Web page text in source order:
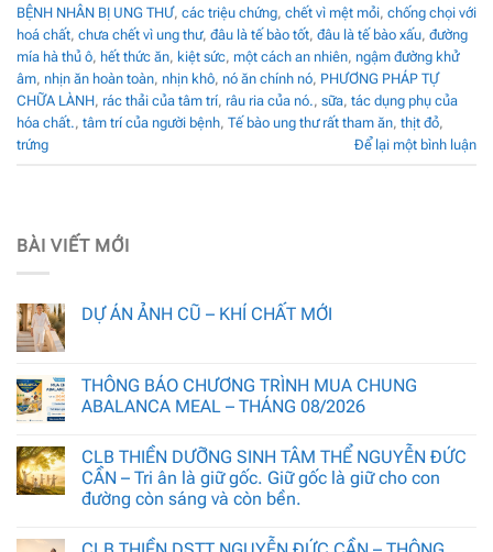
BỆNH NHÂN BỊ UNG THƯ, các triệu chứng, chết vì mệt mỏi, chống chọi với
hoá chất, chưa chết vì ung thư, đâu là tế bào tốt, đâu là tế bào xấu, đường
mía hà thủ ô, hết thức ăn, kiệt sức, một cách an nhiên, ngậm đường khử
âm, nhịn ăn hoàn toàn, nhịn khô, nó ăn chính nó, PHƯƠNG PHÁP TỰ
CHỮA LÀNH, rác thải của tâm trí, râu ria của nó., sữa, tác dụng phụ của
hóa chất., tâm trí của người bệnh, Tế bào ung thư rất tham ăn, thịt đỏ,
trứng
Để lại một bình luận
BÀI VIẾT MỚI
DỰ ÁN ẢNH CŨ – KHÍ CHẤT MỚI
THÔNG BÁO CHƯƠNG TRÌNH MUA CHUNG
ABALANCA MEAL – THÁNG 08/2026
CLB THIỀN DƯỠNG SINH TÂM THỂ NGUYỄN ĐỨC
CẦN – Tri ân là giữ gốc. Giữ gốc là giữ cho con
đường còn sáng và còn bền.